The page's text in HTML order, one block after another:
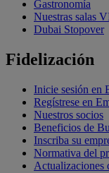
Gastronomía
Nuestras salas
Dubai Stopover
Fidelización
Inicie sesión en
Regístrese en
Nuestros socios
Beneficios de
Inscriba su
Normativa del
Actualizaciones